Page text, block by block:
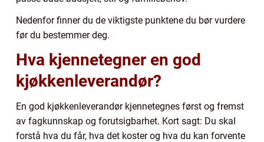
Nedenfor finner du de viktigste punktene du bør vurdere
før du bestemmer deg.
Hva kjennetegner en god
kjøkkenleverandør?
En god kjøkkenleverandør kjennetegnes først og fremst
av fagkunnskap og forutsigbarhet. Kort sagt: Du skal
forstå hva du får, hva det koster og hva du kan forvente